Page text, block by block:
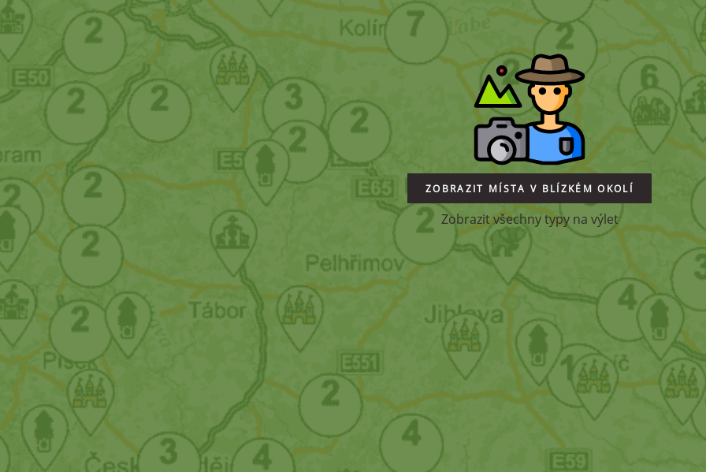
ZOBRAZIT MÍSTA V BLÍZKÉM OKOLÍ
Zobrazit všechny typy na výlet